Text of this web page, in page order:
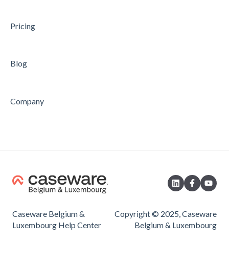
Pricing
Blog
Company
Caseware Belgium &
Luxembourg Help Center
Copyright © 2025, Caseware
Belgium & Luxembourg